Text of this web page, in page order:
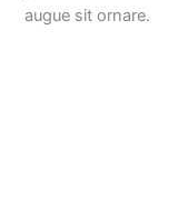
augue sit ornare.